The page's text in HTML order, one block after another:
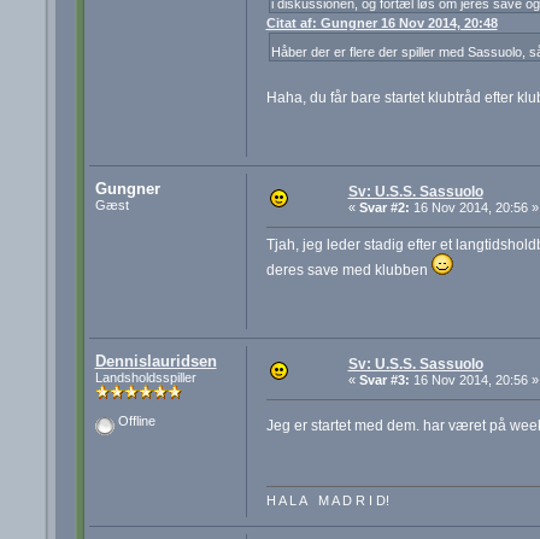
i diskussionen, og fortæl løs om jeres save
Citat af: Gungner 16 Nov 2014, 20:48
Håber der er flere der spiller med Sassuolo,
Haha, du får bare startet klubtråd efter
Gungner
Gæst
Sv: U.S.S. Sassuolo
« Svar #2: 16 Nov 2014, 20:56 »
Tjah, jeg leder stadig efter et
deres save med klubben
Dennislauridsen
Landsholdsspiller
Offline
Sv: U.S.S. Sassuolo
« Svar #3: 16 Nov 2014, 20:56 »
Jeg er startet med dem. har været på
H A L A M A D R I D!